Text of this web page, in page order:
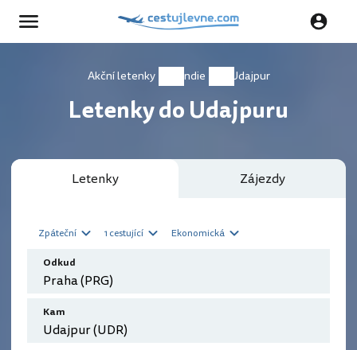
Akční letenky Indie Udajpur
Letenky do Udajpuru
Letenky Zájezdy
Zpáteční 1 cestující Ekonomická
Odkud
Kam